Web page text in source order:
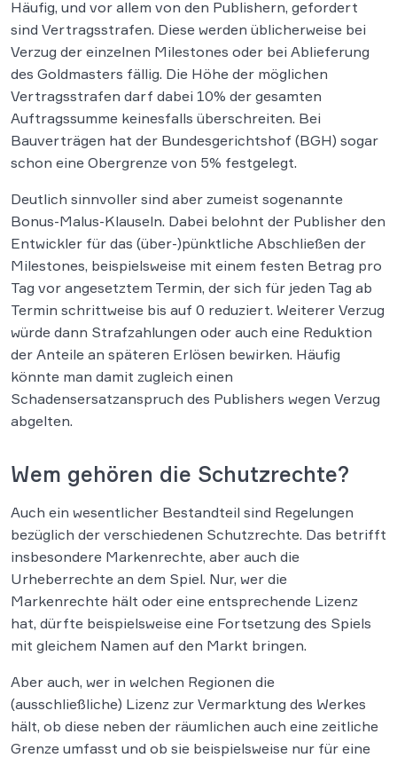
Häufig, und vor allem von den Publishern, gefordert
sind Vertragsstrafen. Diese werden üblicherweise bei
Verzug der einzelnen Milestones oder bei Ablieferung
des Goldmasters fällig. Die Höhe der möglichen
Vertragsstrafen darf dabei 10% der gesamten
Auftragssumme keinesfalls überschreiten. Bei
Bauverträgen hat der Bundesgerichtshof (BGH) sogar
schon eine Obergrenze von 5% festgelegt.
Deutlich sinnvoller sind aber zumeist sogenannte
Bonus-Malus-Klauseln. Dabei belohnt der Publisher den
Entwickler für das (über-)pünktliche Abschließen der
Milestones, beispielsweise mit einem festen Betrag pro
Tag vor angesetztem Termin, der sich für jeden Tag ab
Termin schrittweise bis auf 0 reduziert. Weiterer Verzug
würde dann Strafzahlungen oder auch eine Reduktion
der Anteile an späteren Erlösen bewirken. Häufig
könnte man damit zugleich einen
Schadensersatzanspruch des Publishers wegen Verzug
abgelten.
Wem gehören die Schutzrechte?
Auch ein wesentlicher Bestandteil sind Regelungen
bezüglich der verschiedenen Schutzrechte. Das betrifft
insbesondere Markenrechte, aber auch die
Urheberrechte an dem Spiel. Nur, wer die
Markenrechte hält oder eine entsprechende Lizenz
hat, dürfte beispielsweise eine Fortsetzung des Spiels
mit gleichem Namen auf den Markt bringen.
Aber auch, wer in welchen Regionen die
(ausschließliche) Lizenz zur Vermarktung des Werkes
hält, ob diese neben der räumlichen auch eine zeitliche
Grenze umfasst und ob sie beispielsweise nur für eine